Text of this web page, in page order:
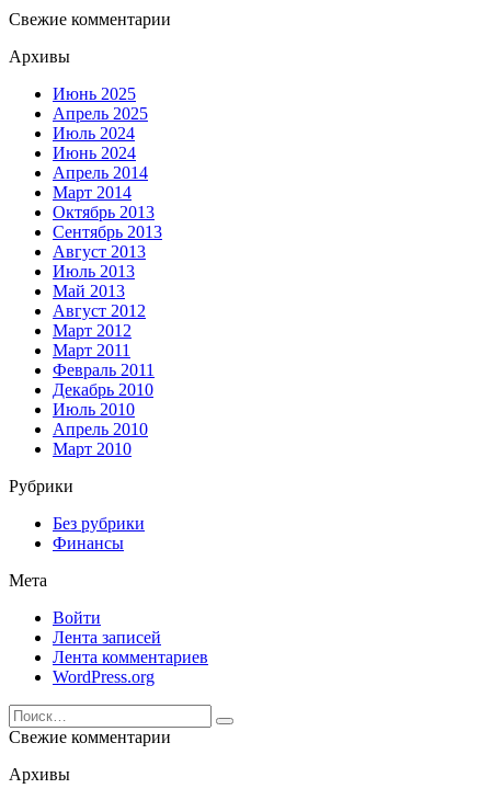
Свежие комментарии
Архивы
Июнь 2025
Апрель 2025
Июль 2024
Июнь 2024
Апрель 2014
Март 2014
Октябрь 2013
Сентябрь 2013
Август 2013
Июль 2013
Май 2013
Август 2012
Март 2012
Март 2011
Февраль 2011
Декабрь 2010
Июль 2010
Апрель 2010
Март 2010
Рубрики
Без рубрики
Финансы
Мета
Войти
Лента записей
Лента комментариев
WordPress.org
Search
for:
Свежие комментарии
Архивы